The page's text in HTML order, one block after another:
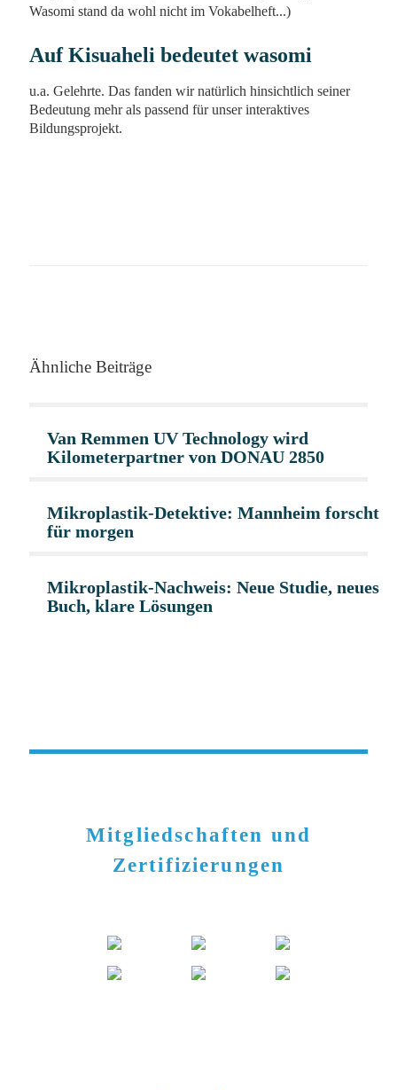
Wasomi stand da wohl nicht im Vokabelheft...)
Auf Kisuaheli bedeutet wasomi
u.a. Gelehrte. Das fanden wir natürlich hinsichtlich seiner
Bedeutung mehr als passend für unser interaktives
Bildungsprojekt.
Ähnliche Beiträge
Van Remmen UV Technology wird
Kilometerpartner von DONAU 2850
Mikroplastik-Detektive: Mannheim forscht
für morgen
Mikroplastik-Nachweis: Neue Studie, neues
Buch, klare Lösungen
Mitgliedschaften und
Zertifizierungen